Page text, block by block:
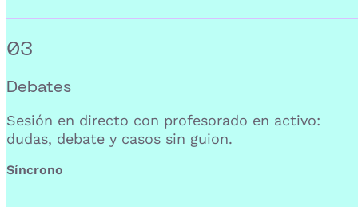
03
Debates
Sesión en directo con profesorado en activo:
dudas, debate y casos sin guion.
Síncrono